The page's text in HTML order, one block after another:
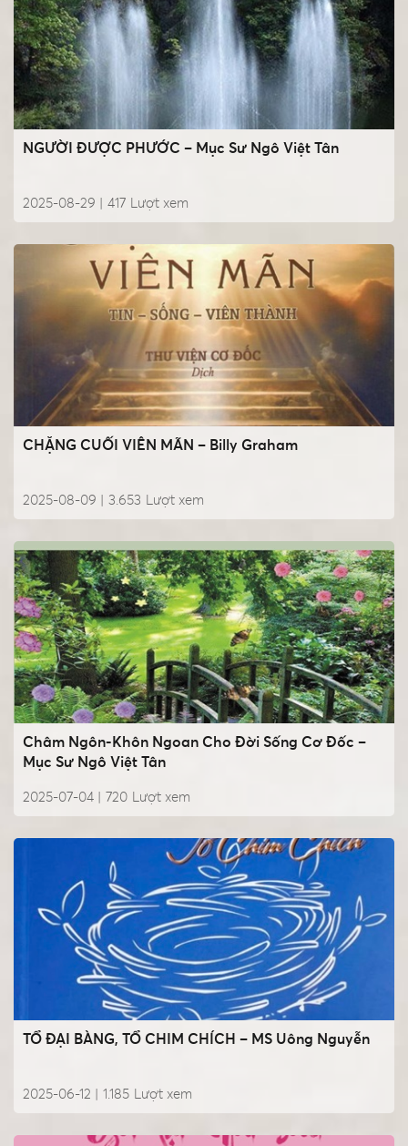
NGƯỜI ĐƯỢC PHƯỚC – Mục Sư Ngô Việt Tân
2025-08-29 | Lượt xem
417
CHẶNG CUỐI VIÊN MÃN – Billy Graham
2025-08-09 | Lượt xem
3.653
Châm Ngôn-Khôn Ngoan Cho Đời Sống Cơ Đốc –
Mục Sư Ngô Việt Tân
2025-07-04 | Lượt xem
720
TỔ ĐẠI BÀNG, TỔ CHIM CHÍCH – MS Uông Nguyễn
2025-06-12 | Lượt xem
1.185